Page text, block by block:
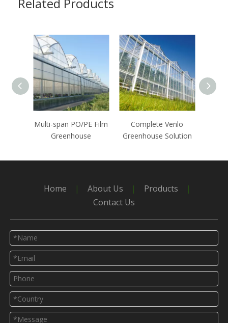
Multi-span PO/PE Film
Greenhouse
Complete Venlo
Greenhouse Solution
Home | About Us | Products
|
Contact Us